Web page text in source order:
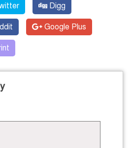
Digg
Google Plus